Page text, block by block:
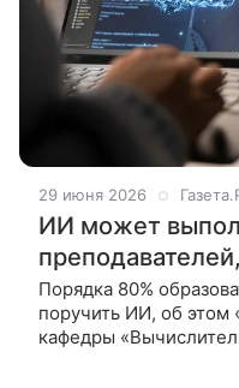
29 июня 2026
ИИ может
Порядка 80%
поручить ИИ, об этом
кафедры